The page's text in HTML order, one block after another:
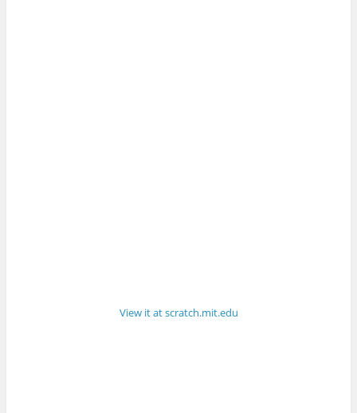
View it at scratch.mit.edu